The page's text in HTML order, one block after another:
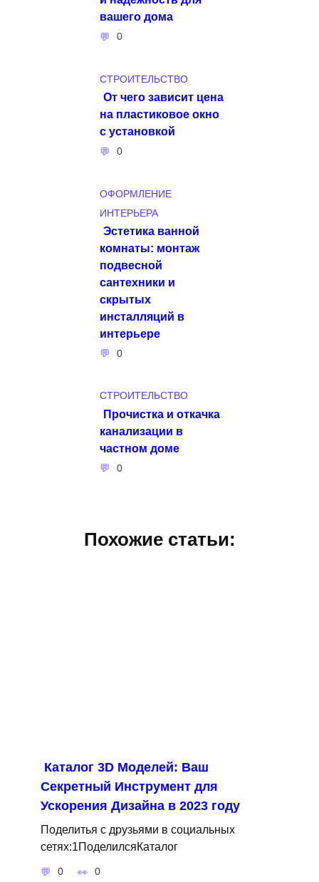
вашего дома
0
СТРОИТЕЛЬСТВО
От чего зависит цена
на пластиковое окно
с установкой
0
ОФОРМЛЕНИЕ
ИНТЕРЬЕРА
Эстетика ванной
комнаты: монтаж
подвесной
сантехники и
скрытых
инсталляций в
интерьере
0
СТРОИТЕЛЬСТВО
Прочистка и откачка
канализации в
частном доме
0
Похожие статьи:
Каталог 3D Моделей: Ваш
Секретный Инструмент для
Ускорения Дизайна в 2023 году
Поделитья с друзьями в социальных
сетях:1ПоделилсяКаталог
0 0